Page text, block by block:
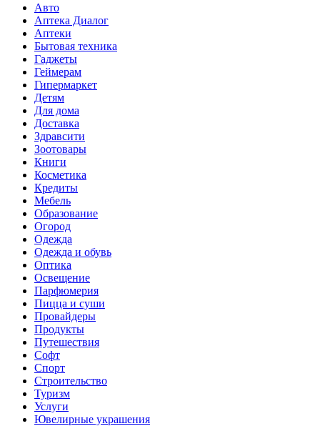
Авто
Аптека Диалог
Аптеки
Бытовая техника
Гаджеты
Геймерам
Гипермаркет
Детям
Для дома
Доставка
Здравсити
Зоотовары
Книги
Косметика
Кредиты
Мебель
Образование
Огород
Одежда
Одежда и обувь
Оптика
Освещение
Парфюмерия
Пицца и суши
Провайдеры
Продукты
Путешествия
Софт
Спорт
Строительство
Туризм
Услуги
Ювелирные украшения